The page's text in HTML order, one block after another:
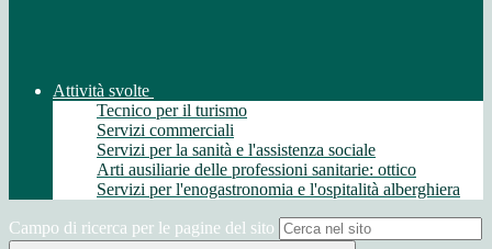
Attività svolte
Tecnico per il turismo
Servizi commerciali
Servizi per la sanità e l'assistenza sociale
Arti ausiliarie delle professioni sanitarie: ottico
Servizi per l'enogastronomia e l'ospitalità alberghiera
Campo di ricerca per le pagine del sito